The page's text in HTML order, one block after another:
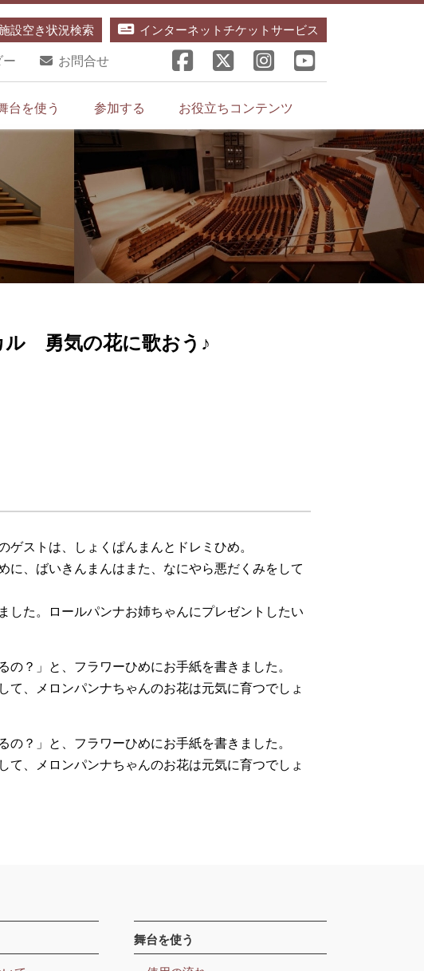
設空き状況検索 インターネットチケットサービス
ー お問合せ
台を使う 参加する お役立ちコンテンツ
勇気の花に歌おう♪
ストは、しょくぱんまんとドレミひめ。
に、ばいきんまんはまた、なにやら悪だくみをして
した。ロールパンナお姉ちゃんにプレゼントしたい
？」と、フラワーひめにお手紙を書きました。
、メロンパンナちゃんのお花は元気に育つでしょ
？」と、フラワーひめにお手紙を書きました。
、メロンパンナちゃんのお花は元気に育つでしょ
舞台を使う